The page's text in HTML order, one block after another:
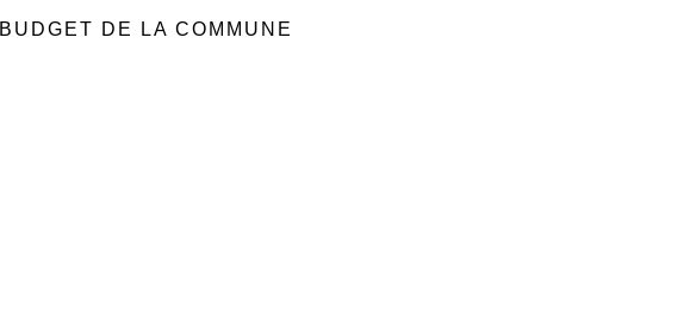
BUDGET DE LA COMMUNE